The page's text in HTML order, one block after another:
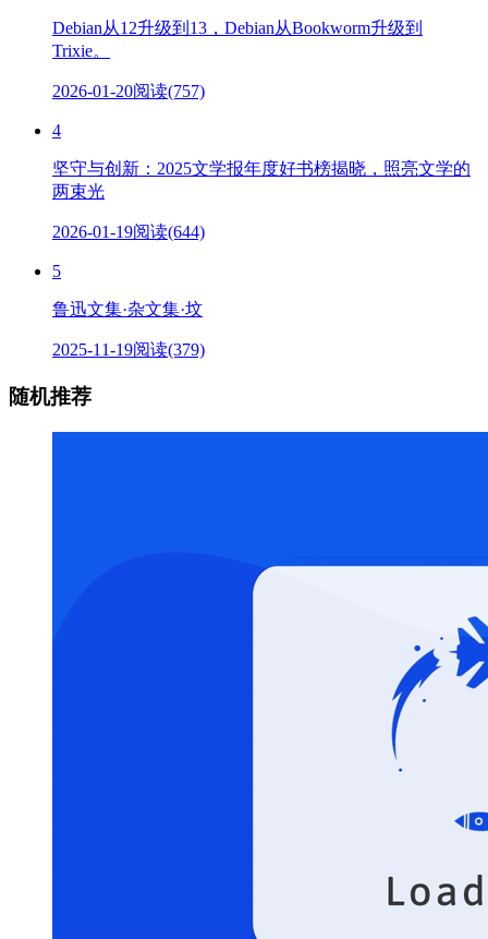
Debian从12升级到13，Debian从Bookworm升级到
Trixie。
2026-01-20阅读(757)
4
坚守与创新：2025文学报年度好书榜揭晓，照亮文学的
两束光
2026-01-19阅读(644)
5
鲁迅文集·杂文集·坟
2025-11-19阅读(379)
随机推荐